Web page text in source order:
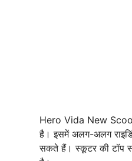
Hero Vida New
है। इसमें अलग-अलग
सकते हैं। स्कूटर की टॉप